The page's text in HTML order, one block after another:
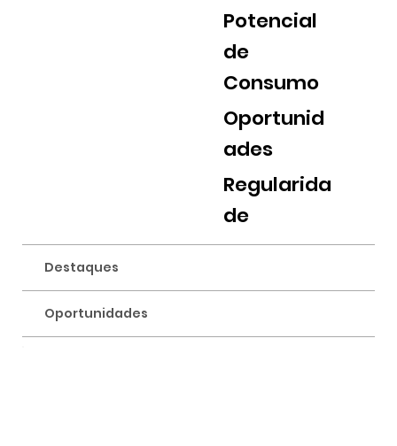
Potencial
de
Consumo
Oportunid
ades
Regularida
de
Destaques
Oportunidades